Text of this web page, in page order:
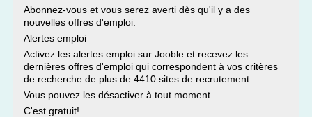
Abonnez-vous et vous serez averti dès qu'il y a des
nouvelles offres d'emploi.
Alertes emploi
Activez les alertes emploi sur Jooble et recevez les
dernières offres d'emploi qui correspondent à vos critères
de recherche de plus de 4410 sites de recrutement
Vous pouvez les désactiver à tout moment
C'est gratuit!